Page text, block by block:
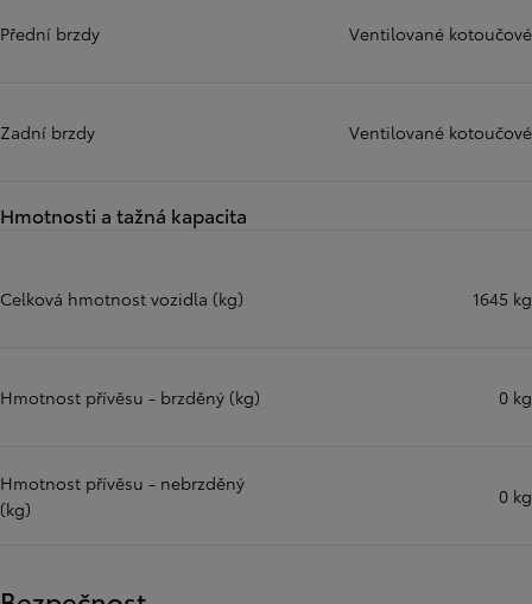
Přední brzdy Ventilované kotoučové
Zadní brzdy Ventilované kotoučové
Hmotnosti a tažná kapacita
Celková hmotnost vozidla (kg) 1645 kg
Hmotnost přívěsu - brzděný (kg) 0 kg
Hmotnost přívěsu - nebrzděný
(kg)
0 kg